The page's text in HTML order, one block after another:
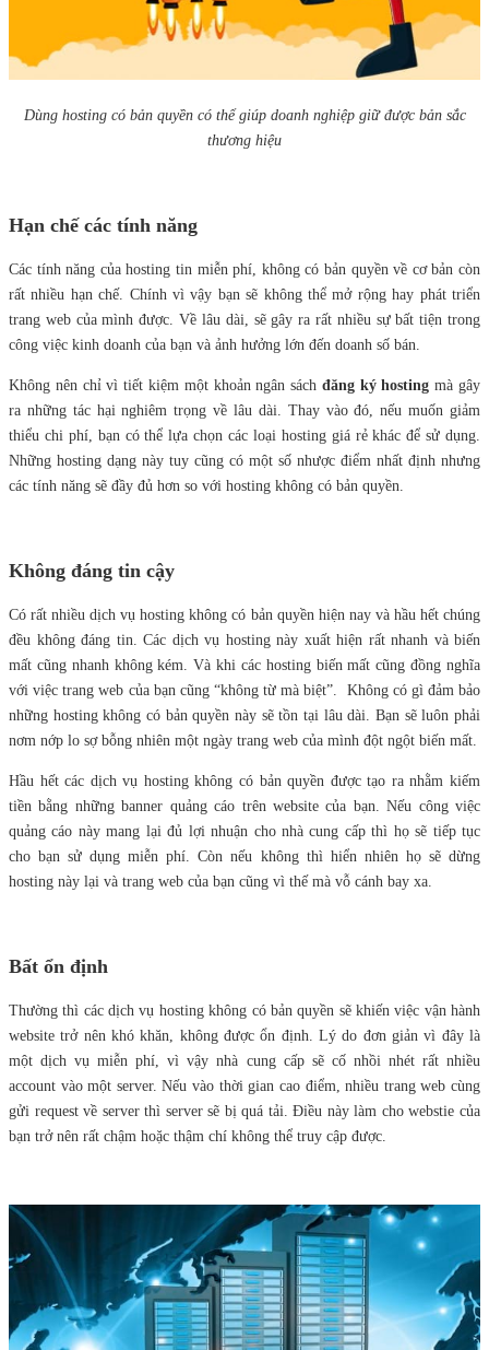
Dùng hosting có bản quyền có thể giúp doanh nghiệp giữ được bản sắc
thương hiệu
Hạn chế các tính năng
Các tính năng của hosting tin miễn phí, không có bản quyền về cơ bản còn
rất nhiều hạn chế. Chính vì vậy bạn sẽ không thể mở rộng hay phát triển
trang web của mình được. Về lâu dài, sẽ gây ra rất nhiều sự bất tiện trong
công việc kinh doanh của bạn và ảnh hưởng lớn đến doanh số bán.
Không nên chỉ vì tiết kiệm một khoản ngân sách đăng ký hostingmà gây
ra những tác hại nghiêm trọng về lâu dài. Thay vào đó, nếu muốn giảm
thiểu chi phí, bạn có thể lựa chọn các loại hosting giá rẻ khác để sử dụng.
Những hosting dạng này tuy cũng có một số nhược điểm nhất định nhưng
các tính năng sẽ đầy đủ hơn so với hosting không có bản quyền.
Không đáng tin cậy
Có rất nhiều dịch vụ hosting không có bản quyền hiện nay và hầu hết chúng
đều không đáng tin. Các dịch vụ hosting này xuất hiện rất nhanh và biến
mất cũng nhanh không kém. Và khi các hosting biến mất cũng đồng nghĩa
với việc trang web của bạn cũng “không từ mà biệt”. Không có gì đảm bảo
những hosting không có bản quyền này sẽ tồn tại lâu dài. Bạn sẽ luôn phải
nơm nớp lo sợ bỗng nhiên một ngày trang web của mình đột ngột biến mất.
Hầu hết các dịch vụ hosting không có bản quyền được tạo ra nhằm kiếm
tiền bằng những banner quảng cáo trên website của bạn. Nếu công việc
quảng cáo này mang lại đủ lợi nhuận cho nhà cung cấp thì họ sẽ tiếp tục
cho bạn sử dụng miễn phí. Còn nếu không thì hiển nhiên họ sẽ dừng
hosting này lại và trang web của bạn cũng vì thế mà vỗ cánh bay xa.
Bất ổn định
Thường thì các dịch vụ hosting không có bản quyền sẽ khiến việc vận hành
website trở nên khó khăn, không được ổn định. Lý do đơn giản vì đây là
một dịch vụ miễn phí, vì vậy nhà cung cấp sẽ cố nhồi nhét rất nhiều
account vào một server. Nếu vào thời gian cao điểm, nhiều trang web cùng
gửi request về server thì server sẽ bị quá tải. Điều này làm cho webstie của
bạn trở nên rất chậm hoặc thậm chí không thể truy cập được.